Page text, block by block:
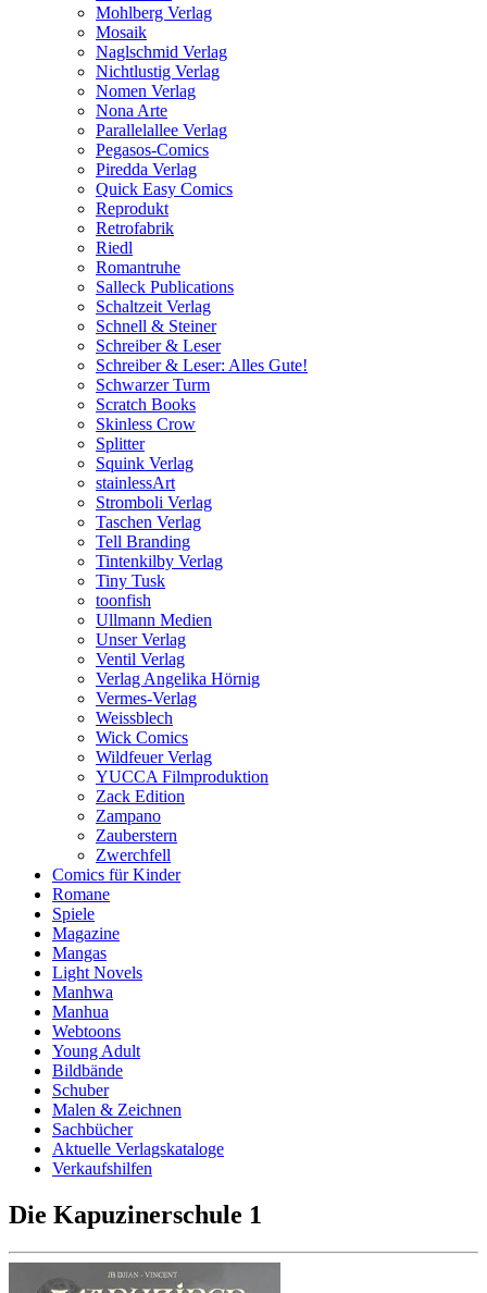
Mohlberg Verlag
Mosaik
Naglschmid Verlag
Nichtlustig Verlag
Nomen Verlag
Nona Arte
Parallelallee Verlag
Pegasos-Comics
Piredda Verlag
Quick Easy Comics
Reprodukt
Retrofabrik
Riedl
Romantruhe
Salleck Publications
Schaltzeit Verlag
Schnell & Steiner
Schreiber & Leser
Schreiber & Leser: Alles Gute!
Schwarzer Turm
Scratch Books
Skinless Crow
Splitter
Squink Verlag
stainlessArt
Stromboli Verlag
Taschen Verlag
Tell Branding
Tintenkilby Verlag
Tiny Tusk
toonfish
Ullmann Medien
Unser Verlag
Ventil Verlag
Verlag Angelika Hörnig
Vermes-Verlag
Weissblech
Wick Comics
Wildfeuer Verlag
YUCCA Filmproduktion
Zack Edition
Zampano
Zauberstern
Zwerchfell
Comics für Kinder
Romane
Spiele
Magazine
Mangas
Light Novels
Manhwa
Manhua
Webtoons
Young Adult
Bildbände
Schuber
Malen & Zeichnen
Sachbücher
Aktuelle Verlagskataloge
Verkaufshilfen
Die Kapuzinerschule 1